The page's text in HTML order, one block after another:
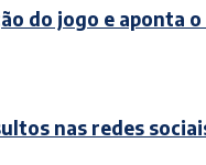
do jogo e aponta o
nas redes